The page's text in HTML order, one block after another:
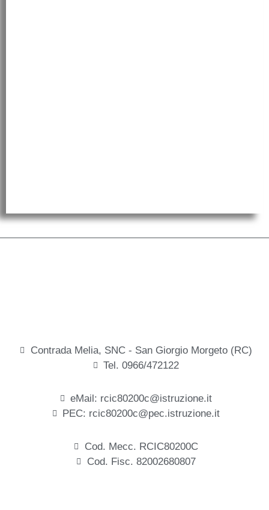
Contrada Melia, SNC - San Giorgio Morgeto (RC)
Tel. 0966/472122
eMail: rcic80200c@istruzione.it
PEC: rcic80200c@pec.istruzione.it
Cod. Mecc. RCIC80200C
Cod. Fisc. 82002680807